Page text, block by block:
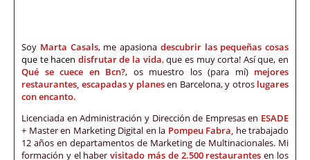
Soy Marta Casals, me apasiona descubrir las pequeñas cosas
que te hacen disfrutar de la vida,que es muy corta! Así que, en
Qué se cuece en Bcn?, os muestro los (para mí) mejores
restaurantes, escapadas y planesen Barcelona, y otros lugares
con encanto.
Licenciada en Administración y Dirección de Empresas en ESADE
+ Master en Marketing Digital en la Pompeu Fabra, he trabajado
12 años en departamentos de Marketing de Multinacionales. Mi
formación y el habervisitado más de 2.500 restaurantes en los